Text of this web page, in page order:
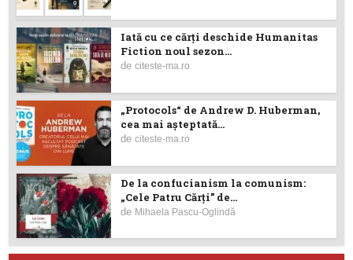
Iată cu ce cărţi deschide Humanitas
Fiction noul sezon...
deciteste-ma.ro
„Protocols“ de Andrew D. Huberman,
cea mai așteptată...
deciteste-ma.ro
De la confucianism la comunism:
„Cele Patru Cărți” de...
de Mihaela Pascu-Oglindă